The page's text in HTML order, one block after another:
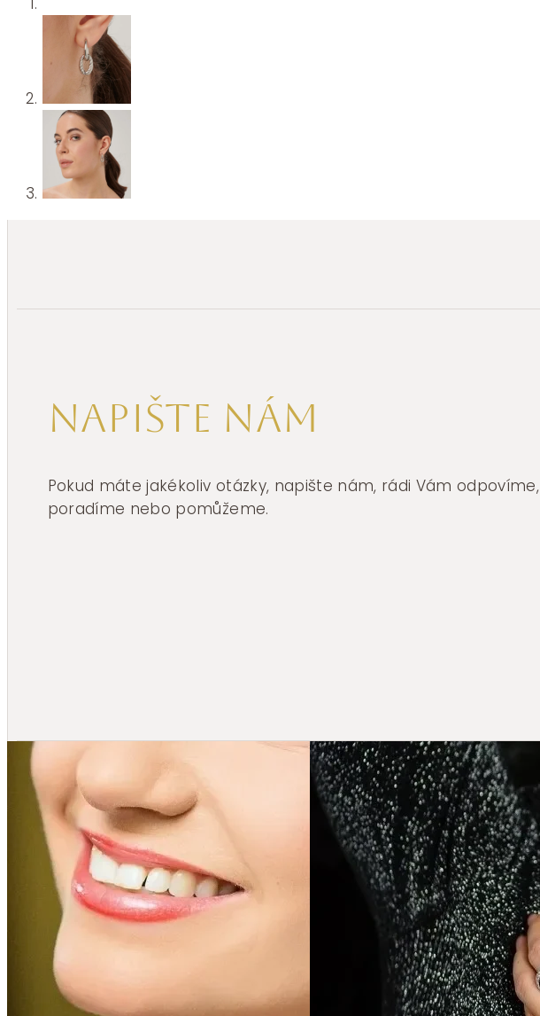
Napište nám
Pokud máte jakékoliv otázky, napište nám, rádi Vám odpovíme,
poradíme nebo pomůžeme.